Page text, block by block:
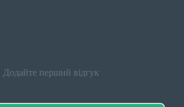
Додайте перший відгук